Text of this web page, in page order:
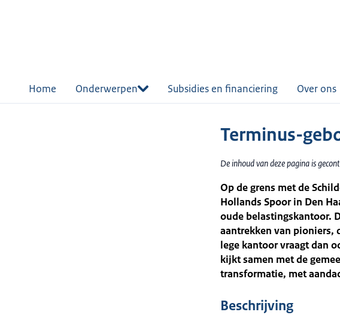
Home Onderwerpen Subsidies en financiering Over ons
Terminus-
De inhoud van deze pagina is
Op de grens met de
Hollands Spoor in Den
oude belastingskantoor.
aantrekken van pioniers,
lege kantoor vraagt dan
kijkt samen met de
transformatie, met
Beschrijving